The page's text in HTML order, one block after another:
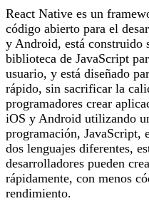
React Native es un
código abierto para el
y Android, está construido
biblioteca de JavaScript
usuario, y está diseñado
rápido, sin sacrificar la
programadores crear
iOS y Android utilizando
programación, JavaScript,
dos lenguajes diferentes,
desarrolladores pueden
rápidamente, con menos
rendimiento.